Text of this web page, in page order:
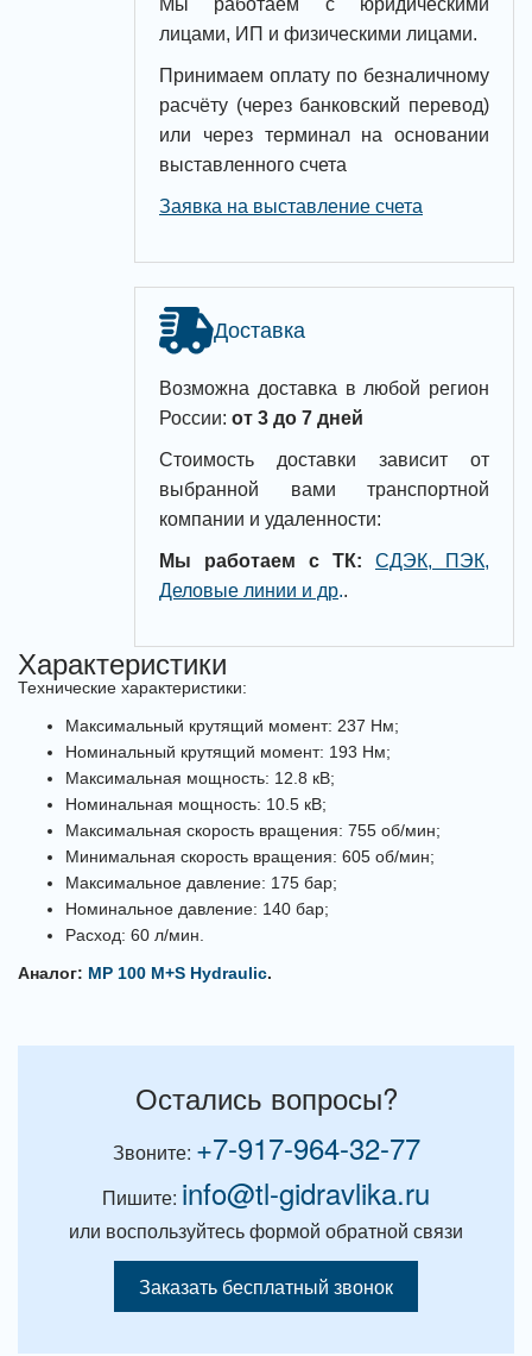
лицами, ИП и физическими лицами.
Принимаем оплату по безналичному
расчёту (через банковский перевод)
или через терминал на основании
выставленного счета
Заявка на выставление счета
Доставка
Возможна доставка в любой регион
России: от 3 до 7 дней
Стоимость доставки зависит от
выбранной вами транспортной
компании и удаленности:
Мы работаем с ТК:
СДЭК, ПЭК,
Деловые линии и др..
Характеристики
Технические характеристики:
Максимальный крутящий момент: 237 Нм;
Номинальный крутящий момент: 193 Нм;
Максимальная мощность: 12.8 кВ;
Номинальная мощность: 10.5 кВ;
Максимальная скорость вращения: 755 об/мин;
Минимальная скорость вращения: 605 об/мин;
Максимальное давление: 175 бар;
Номинальное давление: 140 бар;
Расход: 60 л/мин.
Аналог: MP 100 M+S Hydraulic.
Остались вопросы?
Звоните: +7-917-964-32-77
Пишите: info@tl-gidravlika.ru
или воспользуйтесь формой обратной связи
Заказать бесплатный звонок